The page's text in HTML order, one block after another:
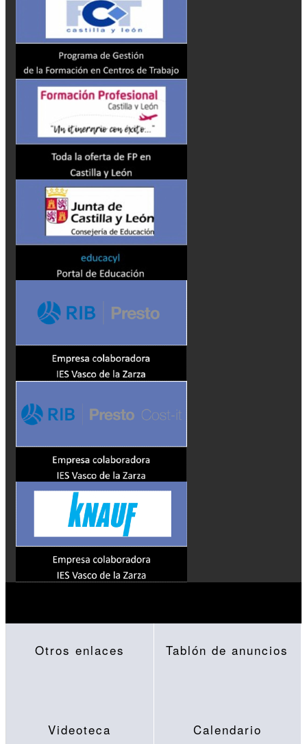
Otros enlaces Tablón de anuncios
Videoteca Calendario